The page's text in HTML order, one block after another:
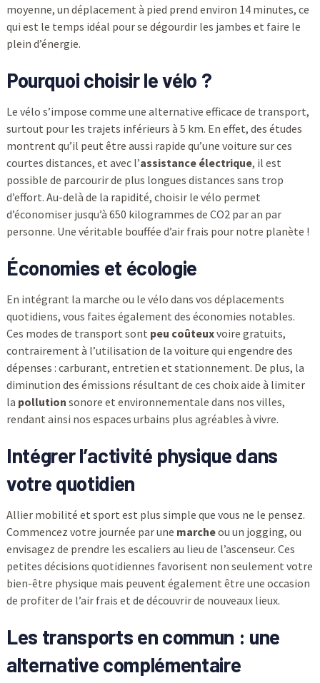
moyenne, un déplacement à pied prend environ 14 minutes, ce
qui est le temps idéal pour se dégourdir les jambes et faire le
plein d’énergie.
Pourquoi choisir le vélo ?
Le vélo s’impose comme une alternative efficace de transport,
surtout pour les trajets inférieurs à 5 km. En effet, des études
montrent qu’il peut être aussi rapide qu’une voiture sur ces
courtes distances, et avec l’assistance électrique, il est
possible de parcourir de plus longues distances sans trop
d’effort. Au-delà de la rapidité, choisir le vélo permet
d’économiser jusqu’à 650 kilogrammes de CO2 par an par
personne. Une véritable bouffée d’air frais pour notre planète !
Économies et écologie
En intégrant la marche ou le vélo dans vos déplacements
quotidiens, vous faites également des économies notables.
Ces modes de transport sont peu coûteuxvoire gratuits,
contrairement à l’utilisation de la voiture qui engendre des
dépenses : carburant, entretien et stationnement. De plus, la
diminution des émissions résultant de ces choix aide à limiter
la pollution sonore et environnementale dans nos villes,
rendant ainsi nos espaces urbains plus agréables à vivre.
Intégrer l’activité physique dans
votre quotidien
Allier mobilité et sport est plus simple que vous ne le pensez.
Commencez votre journée par une marcheou un jogging, ou
envisagez de prendre les escaliers au lieu de l’ascenseur. Ces
petites décisions quotidiennes favorisent non seulement votre
bien-être physique mais peuvent également être une occasion
de profiter de l’air frais et de découvrir de nouveaux lieux.
Les transports en commun : une
alternative complémentaire